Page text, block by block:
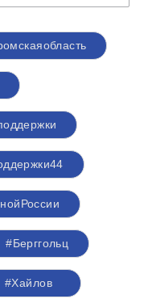
#Берггольц
#Хайлов